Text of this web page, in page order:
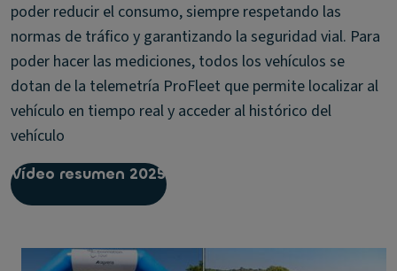
poder reducir el consumo, siempre respetando las
normas de tráfico y garantizando la seguridad vial. Para
poder hacer las mediciones, todos los vehículos se
dotan de la telemetría ProFleet que permite localizar al
vehículo en tiempo real y acceder al histórico del
vehículo
Vídeo resumen 2025